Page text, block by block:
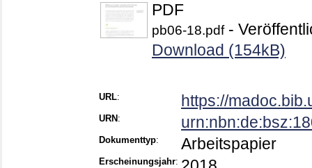
PDF
pb06-18.pdf-
Download (154kB)
URL: https://
URN :
Dokumenttyp: Arbeitspapier
Erscheinungsjahr: